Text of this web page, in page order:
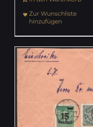
Zur Wunschliste
hinzufügen